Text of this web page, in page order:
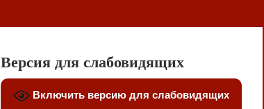
Версия для слабовидящих
Включить версию для слабовидящих